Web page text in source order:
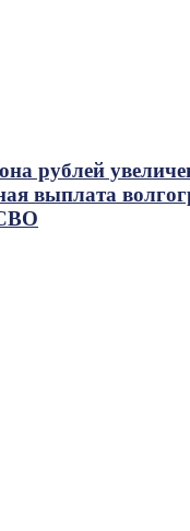
рублей
выплата